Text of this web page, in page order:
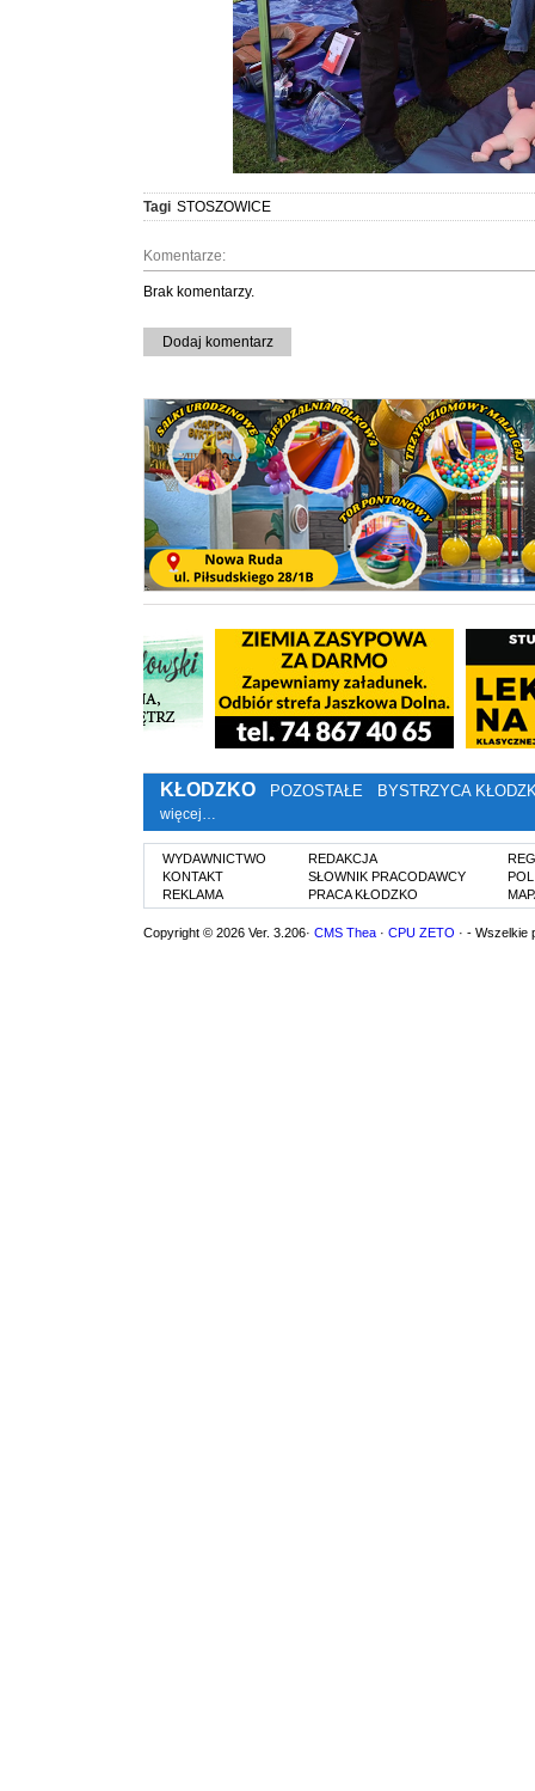
Tagi STOSZOWICE
Komentarze:
Brak komentarzy.
Dodaj komentarz
KŁODZKO POZOSTAŁE BYSTRZYCA
więcej…
WYDAWNICTWO
KONTAKT
REKLAMA
REDAKCJA
SŁOWNIK PRACODAWCY
PRACA KŁODZKO
Copyright © 2026 Ver. 3.206· CMS Thea · CPU ZETO · - Wszelkie